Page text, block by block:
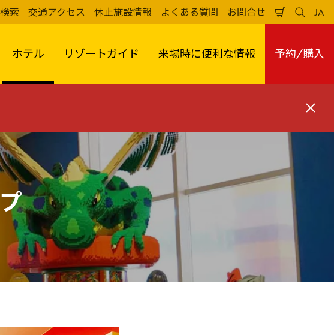
索 交通アクセス 休止施設情報 よくある質問 お問合せ
い
か
ご
検
索
る
JA
日
本
ホテル リゾートガイド 来場時に便利な情報 予約/購入
閉
る